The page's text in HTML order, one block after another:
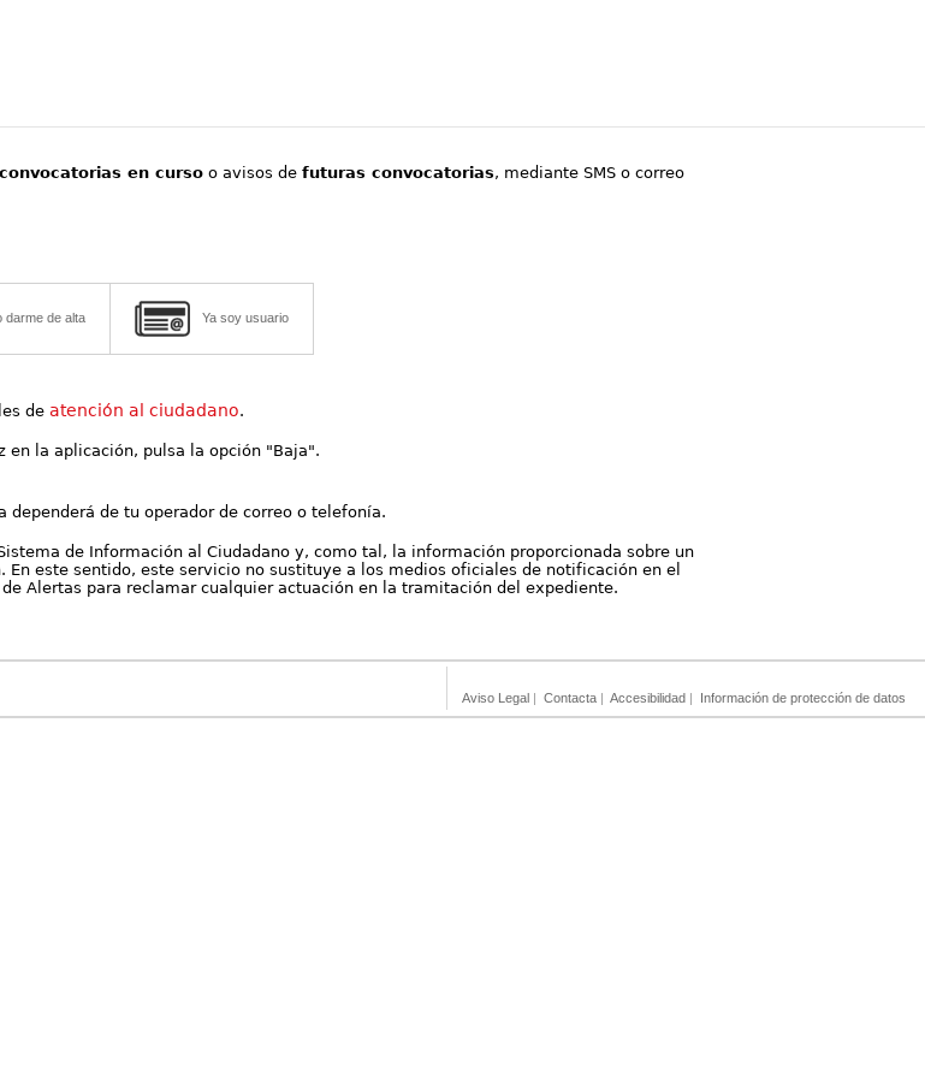
convocatorias en curso o avisos defuturas convocatorias, mediante SMS o correo
darme de alta Ya soy usuario
deatención al ciudadano.
en la aplicación, pulsa la opción "Baja".
de tu operador de correo o telefonía.
de Información al Ciudadano y, como tal, la información proporcionada sobre un
este sentido, este servicio no sustituye a los medios oficiales de notificación en el
Alertas para reclamar cualquier actuación en la tramitación del expediente.
Aviso Legal | Contacta | Accesibilidad | Información de protección de datos